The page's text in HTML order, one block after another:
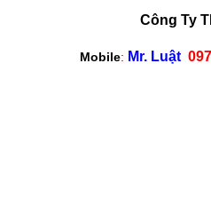
Công Ty TNHH
Mobile: Mr. Luật